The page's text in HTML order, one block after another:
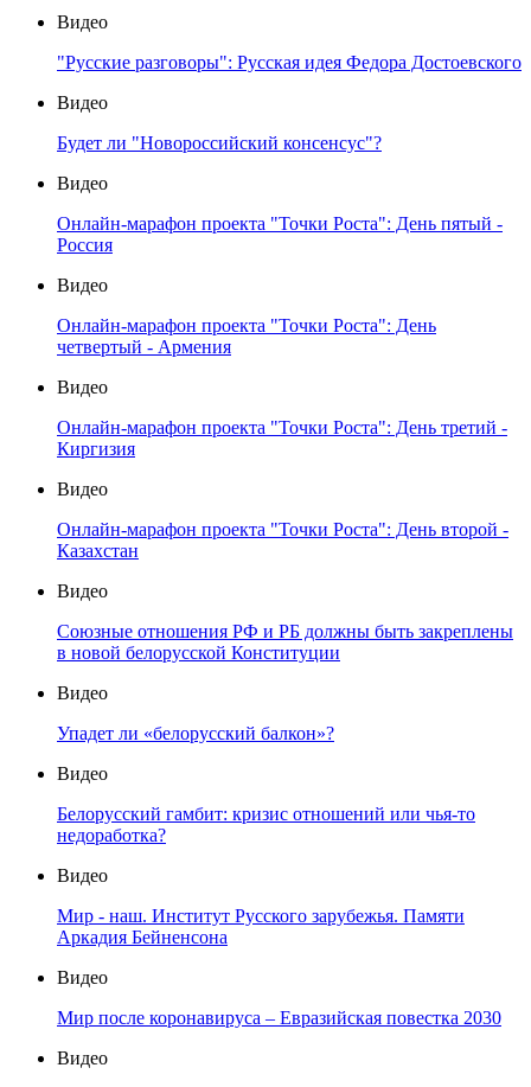
Видео
"Русские разговоры": Русская идея Федора Достоевского
Видео
Будет ли "Новороссийский консенсус"?
Видео
Онлайн-марафон проекта "Точки Роста": День пятый -
Россия
Видео
Онлайн-марафон проекта "Точки Роста": День
четвертый - Армения
Видео
Онлайн-марафон проекта "Точки Роста": День третий -
Киргизия
Видео
Онлайн-марафон проекта "Точки Роста": День второй -
Казахстан
Видео
Союзные отношения РФ и РБ должны быть закреплены
в новой белорусской Конституции
Видео
Упадет ли «белорусский балкон»?
Видео
Белорусский гамбит: кризис отношений или чья-то
недоработка?
Видео
Мир - наш. Институт Русского зарубежья. Памяти
Аркадия Бейненсона
Видео
Мир после коронавируса – Евразийская повестка 2030
Видео